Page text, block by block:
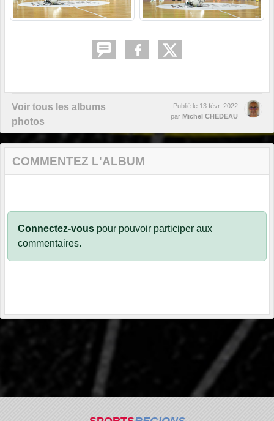
Voir tous les albums
photos
Publié le 13 févr. 2022
par Michel CHEDEAU
COMMENTEZ L'ALBUM
Connectez-vous pour pouvoir participer aux
commentaires.